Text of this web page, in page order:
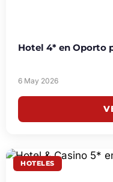
Hotel 4* en Oporto
6 May 2026
HOTELES